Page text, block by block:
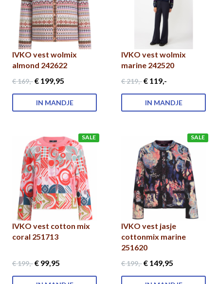
IVKO vest wolmix
almond 242622
€ 169,-€ 199,95
IN MANDJE
IVKO vest wolmix
marine 242520
€ 219,-€ 119,-
IN MANDJE
SALE
IVKO vest cotton mix
coral 251713
€ 199,-€ 99,95
SALE
IVKO vest jasje
cottonmix marine
251620
€ 199,-€ 149,95